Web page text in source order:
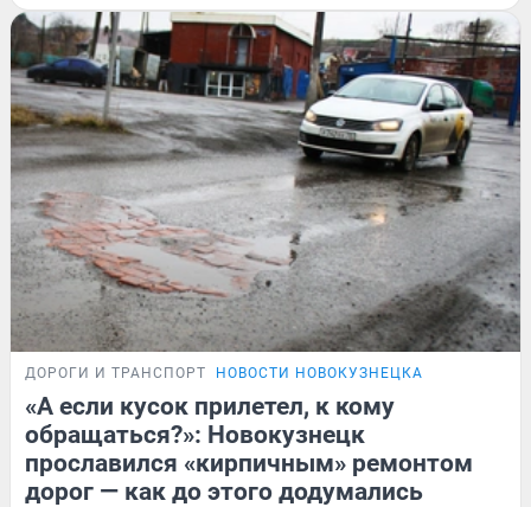
ДОРОГИ И ТРАНСПОРТ НОВОСТИ НОВОКУЗНЕЦКА
«А если кусок прилетел, к кому
обращаться?»: Новокузнецк
прославился «кирпичным» ремонтом
дорог — как до этого додумались